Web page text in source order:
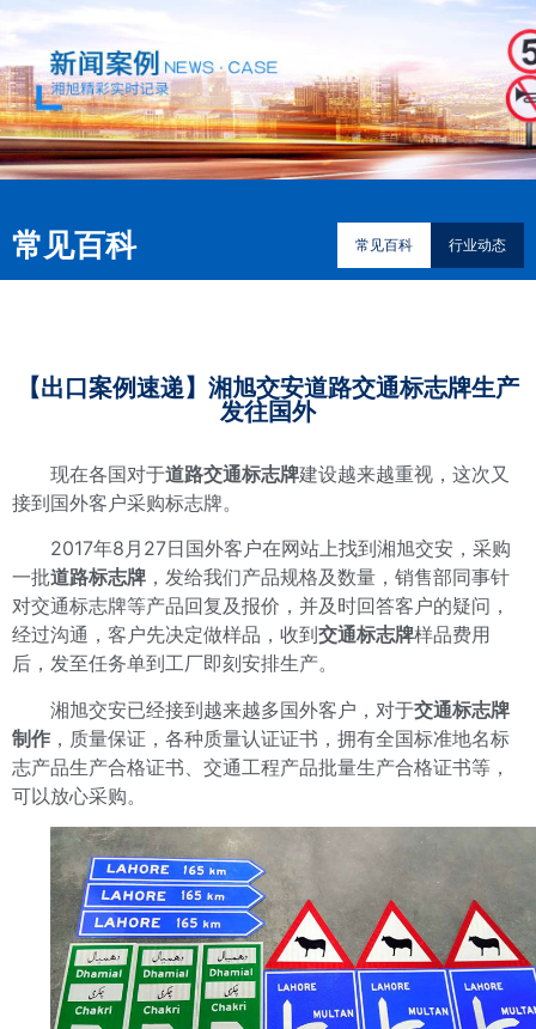
常见百科 常见百科 行业动态
【出口案例速递】湘旭交安道路交通标志牌生产
发往国外
现在各国对于道路交通标志牌建设越来越重视，这次又
接到国外客户采购标志牌。
2017年8月27日国外客户在网站上找到湘旭交安，采购
一批道路标志牌 ，发给我们产品规格及数量，销售部同事针
对交通标志牌等产品回复及报价，并及时回答客户的疑问，
经过沟通，客户先决定做样品，收到交通标志牌样品费用
后，发至任务单到工厂即刻安排生产。
湘旭交安已经接到越来越多国外客户，对于交通标志牌
制作 ，质量保证，各种质量认证证书，拥有全国标准地名标
志产品生产合格证书、交通工程产品批量生产合格证书等，
可以放心采购。